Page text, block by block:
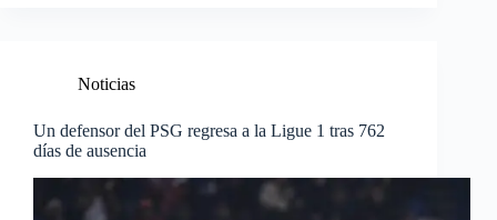
Noticias
Un defensor del PSG regresa a la Ligue 1 tras 762
días de ausencia